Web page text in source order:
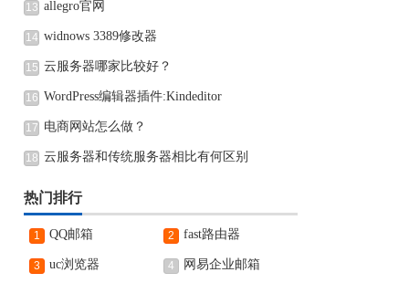
13 allegro官网
14 widnows 3389修改器
15 云服务器哪家比较好？
16 WordPress编辑器插件:Kindeditor
17 电商网站怎么做？
18 云服务器和传统服务器相比有何区别
热门排行
1 QQ邮箱 2 fast路由器
3 uc浏览器 4 网易企业邮箱